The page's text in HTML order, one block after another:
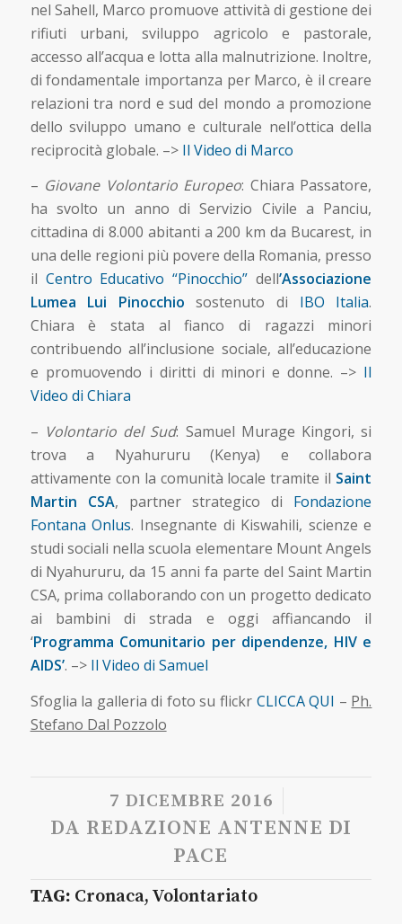
nel Sahell, Marco promuove attività di gestione dei
rifiuti urbani, sviluppo agricolo e pastorale,
accesso all’acqua e lotta alla malnutrizione. Inoltre,
di fondamentale importanza per Marco, è il creare
relazioni tra nord e sud del mondo a promozione
dello sviluppo umano e culturale nell’ottica della
reciprocità globale. –> Il Video di Marco
– Giovane Volontario Europeo: Chiara Passatore,
ha svolto un anno di Servizio Civile a Panciu,
cittadina di 8.000 abitanti a 200 km da Bucarest, in
una delle regioni più povere della Romania, presso
il Centro Educativo “Pinocchio” dell’Associazione
Lumea Lui Pinocchio sostenuto di IBO Italia.
Chiara è stata al fianco di ragazzi minori
contribuendo all’inclusione sociale, all’educazione
e promuovendo i diritti di minori e donne. –> Il
Video di Chiara
– Volontario del Sud: Samuel Murage Kingori, si
trova a Nyahururu (Kenya) e collabora
attivamente con la comunità locale tramite il Saint
Martin CSA, partner strategico di Fondazione
Fontana Onlus. Insegnante di Kiswahili, scienze e
studi sociali nella scuola elementare Mount Angels
di Nyahururu, da 15 anni fa parte del Saint Martin
CSA, prima collaborando con un progetto dedicato
ai bambini di strada e oggi affiancando il
‘Programma Comunitario per dipendenze, HIV e
AIDS’. –> Il Video di Samuel
Sfoglia la galleria di foto su flickr CLICCA QUI – Ph.
Stefano Dal Pozzolo
7 DICEMBRE 2016
/
DA REDAZIONE ANTENNE DI
PACE
TAG: Cronaca, Volontariato